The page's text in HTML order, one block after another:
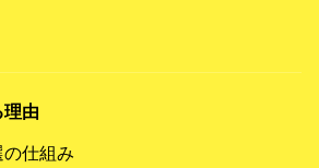
理由
仕組み